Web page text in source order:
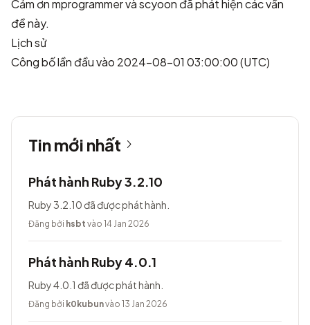
Cảm ơnmprogrammervàscyoon đã phát hiện các vấn
đề này.
Lịch sử
Công bố lần đầu vào 2024-08-01 03:00:00 (UTC)
Tin mới nhất
Phát hành Ruby 3.2.10
Ruby 3.2.10 đã được phát hành.
Đăng bởi hsbt vào 14 Jan 2026
Phát hành Ruby 4.0.1
Ruby 4.0.1 đã được phát hành.
Đăng bởi k0kubunvào 13 Jan 2026